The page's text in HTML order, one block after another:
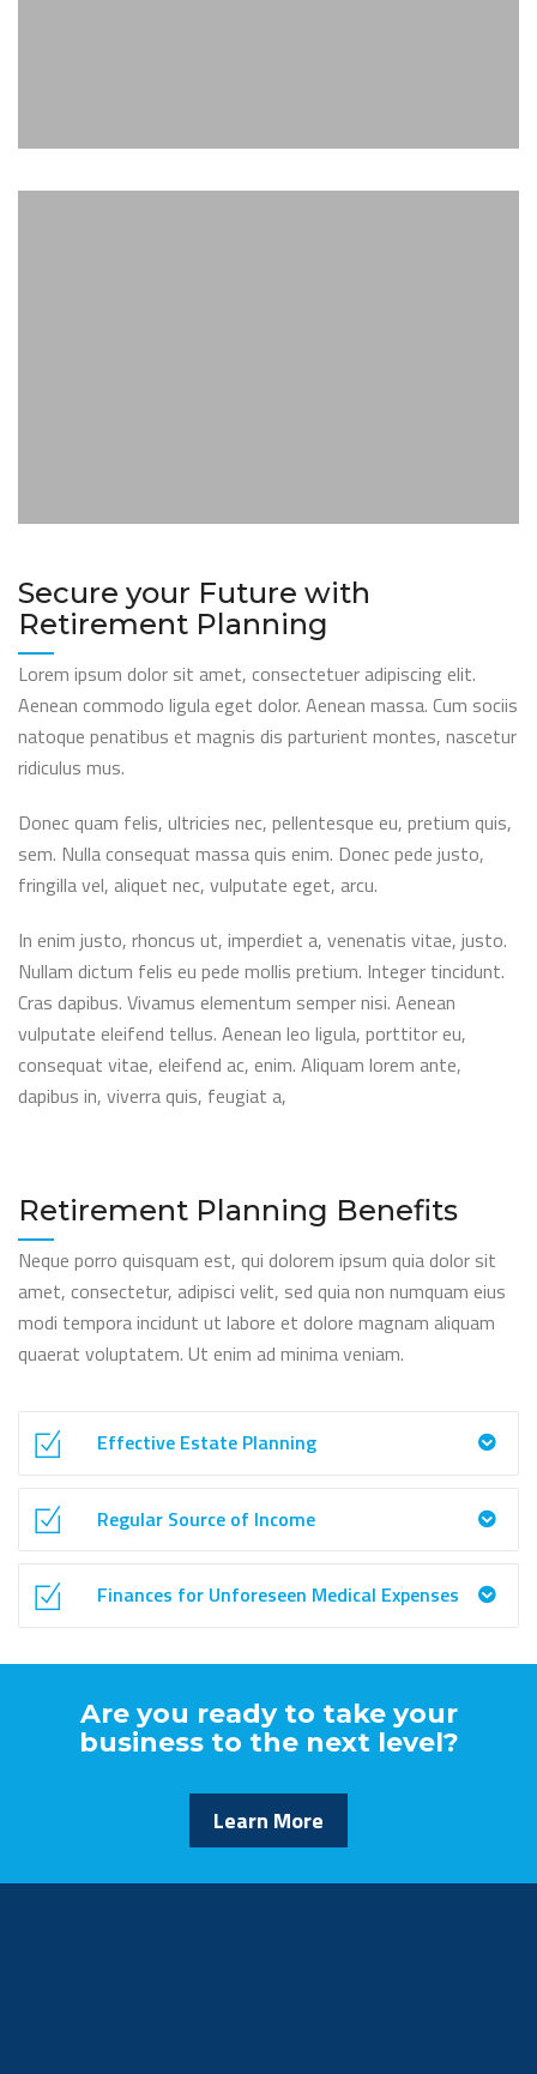
Secure your Future with
Retirement Planning
Lorem ipsum dolor sit amet, consectetuer adipiscing elit.
Aenean commodo ligula eget dolor. Aenean massa. Cum sociis
natoque penatibus et magnis dis parturient montes, nascetur
ridiculus mus.
Donec quam felis, ultricies nec, pellentesque eu, pretium quis,
sem. Nulla consequat massa quis enim. Donec pede justo,
fringilla vel, aliquet nec, vulputate eget, arcu.
In enim justo, rhoncus ut, imperdiet a, venenatis vitae, justo.
Nullam dictum felis eu pede mollis pretium. Integer tincidunt.
Cras dapibus. Vivamus elementum semper nisi. Aenean
vulputate eleifend tellus. Aenean leo ligula, porttitor eu,
consequat vitae, eleifend ac, enim. Aliquam lorem ante,
dapibus in, viverra quis, feugiat a,
Retirement Planning Benefits
Neque porro quisquam est, qui dolorem ipsum quia dolor sit
amet, consectetur, adipisci velit, sed quia non numquam eius
modi tempora incidunt ut labore et dolore magnam aliquam
quaerat voluptatem. Ut enim ad minima veniam.
Effective Estate Planning
Regular Source of Income
Finances for Unforeseen Medical Expenses
Are you ready to take your
business to the next level?
Learn More